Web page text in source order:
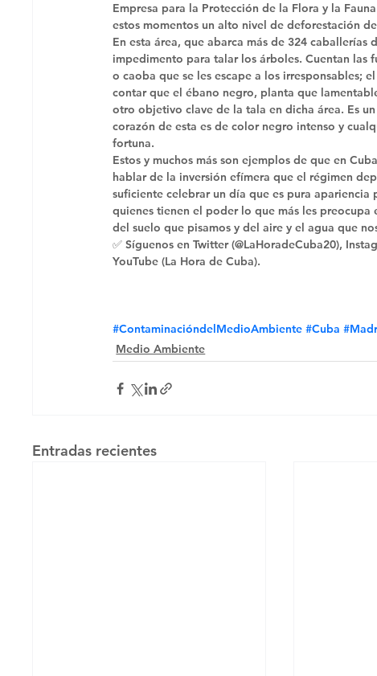
Empresa para la Protección de la Flora y la
estos momentos un alto nivel de deforestación
En esta área, que abarca más de 324
impedimento para talar los árboles. Cuentan las
o caoba que se les escape a los irresponsables;
contar que el ébano negro, planta que
otro objetivo clave de la tala en dicha área. Es
corazón de esta es de color negro intenso y
fortuna.
Estos y muchos más son ejemplos de que en
hablar de la inversión efímera que el régimen
suficiente celebrar un día que es pura
quienes tienen el poder lo que más les
del suelo que pisamos y del aire y el agua que
✅ Síguenos en Twitter (@LaHoradeCuba20),
YouTube (La Hora de Cuba).
#ContaminacióndelMedioAmbiente #Cuba
Medio Ambiente
Entradas recientes